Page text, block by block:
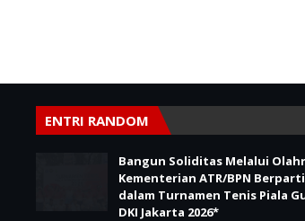
ENTRI RANDOM
Bangun Soliditas Melalui
Kementerian ATR/BPN
dalam Turnamen Tenis Piala
DKI Jakarta 2026*